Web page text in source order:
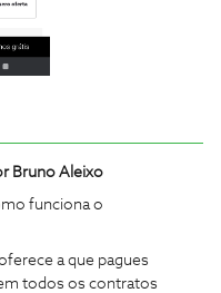
Bruno Aleixo
funciona o
a que pagues
todos os contratos